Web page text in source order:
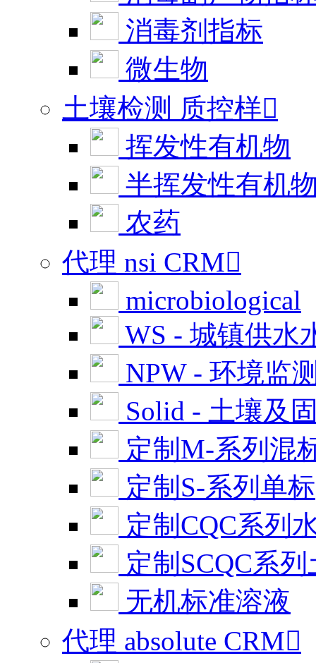
消毒剂指标
微生物
土壤检测 质控样
挥发性有机物
半挥发性有机
农药
代理 nsi CRM
microbiological
WS - 城镇供水
NPW - 环境监
Solid - 土壤及
定制M-系列混
定制S-系列单标
定制CQC系列
定制SCQC系
无机标准溶液
代理 absolute CRM